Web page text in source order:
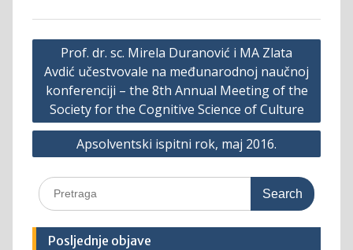
Post
navigation
Prof. dr. sc. Mirela Duranović i MA Zlata
Avdić učestvovale na međunarodnoj naučnoj
konferenciji – the 8th Annual Meeting of the
Society for the Cognitive Science of Culture
Apsolventski ispitni rok, maj 2016.
Search
for:
Posljednje objave